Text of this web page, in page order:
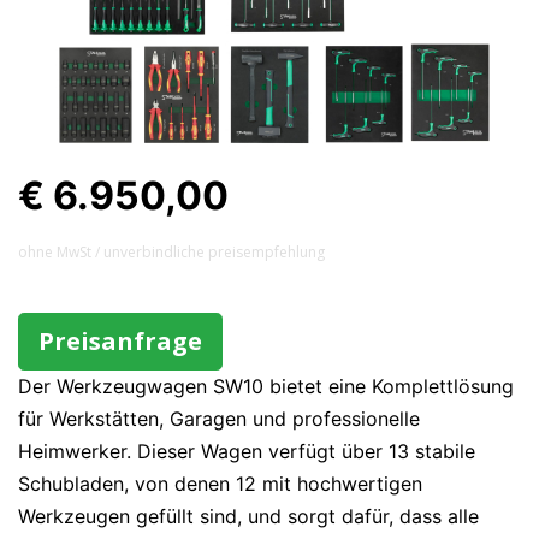
€ 6.950,00
ohne MwSt / unverbindliche preisempfehlung
Preisanfrage
Der Werkzeugwagen SW10 bietet eine Komplettlösung
für Werkstätten, Garagen und professionelle
Heimwerker. Dieser Wagen verfügt über 13 stabile
Schubladen, von denen 12 mit hochwertigen
Werkzeugen gefüllt sind, und sorgt dafür, dass alle